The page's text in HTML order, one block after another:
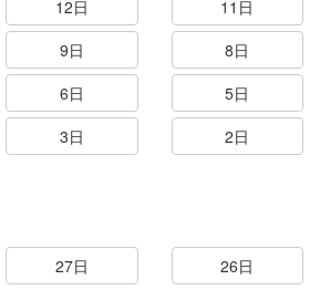
12日
11日
9日
8日
6日
5日
3日
2日
27日
26日